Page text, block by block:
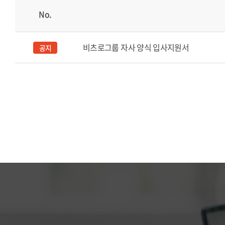
No.
공지 비츠로그룹 자사 양식 입사지원서